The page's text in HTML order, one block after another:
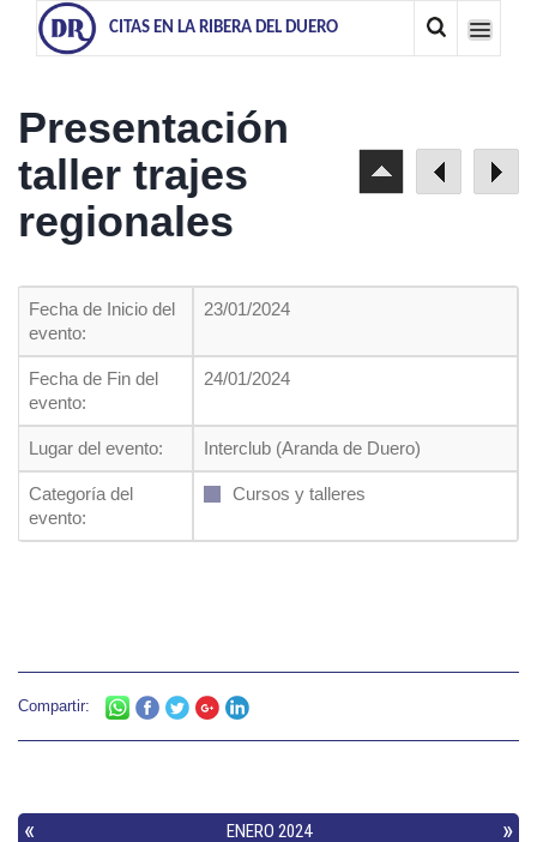
CITAS EN LA RIBERA DEL DUERO
Presentación
taller trajes
regionales
Fecha de Inicio del
evento:
23/01/2024
Fecha de Fin del
evento:
24/01/2024
Lugar del evento: Interclub (Aranda de Duero)
Categoría del
evento:
Cursos y talleres
Compartir: